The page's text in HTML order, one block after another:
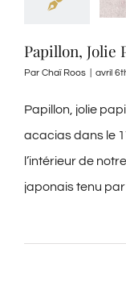
Papillon, Jolie
Par Chaï Roos avril
Papillon, jolie
acacias dans le
l’intérieur de
japonais tenu par